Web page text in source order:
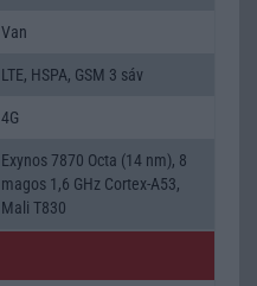
Van
LTE, HSPA, GSM 3 sáv
4G
Exynos 7870 Octa (14 nm), 8
magos 1,6 GHz Cortex-A53,
Mali T830